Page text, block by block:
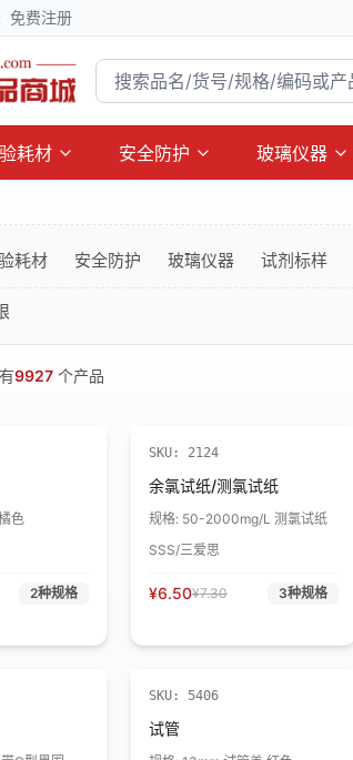
免费注册
耗材 安全防护 玻璃仪器
耗材 安全防护 玻璃仪器 试剂标样
9927 个产品
色
2种规格
SKU: 2124
余氯试纸/测氯试纸
规格: 50-2000mg/L 测氯试纸
SSS/三爱思
¥6.50¥7.30 3种规格
SKU: 5406
试管